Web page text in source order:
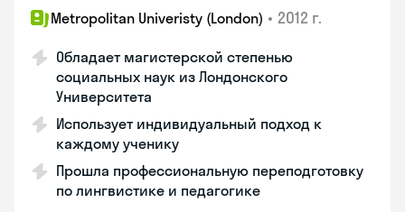
Metropolitan Univeristy (London) • 2012 г.
Обладает магистерской степенью
социальных наук из Лондонского
Университета
Использует индивидуальный подход к
каждому ученику
Прошла профессиональную переподготовку
по лингвистике и педагогике